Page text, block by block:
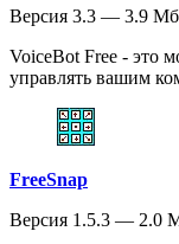
Версия 3.3 — 3.9 Мб
VoiceBot Free - это
управлять вашим
FreeSnap
Версия 1.5.3 — 2.0